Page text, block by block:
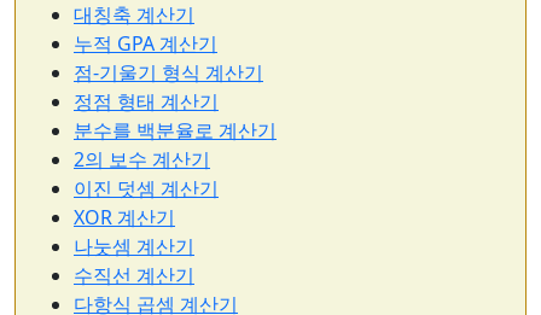
대칭축 계산기
누적 GPA 계산기
점-기울기 형식 계산기
정점 형태 계산기
분수를 백분율로 계산기
2의 보수 계산기
이진 덧셈 계산기
XOR 계산기
나눗셈 계산기
수직선 계산기
다항식 곱셈 계산기